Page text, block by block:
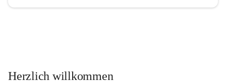
Herzlich willkommen